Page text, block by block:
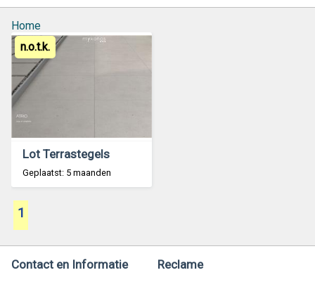
Home
Lot Terrastegels
Geplaatst: 5 maanden
n.o.t.k.
1
Contact en Informatie Reclame